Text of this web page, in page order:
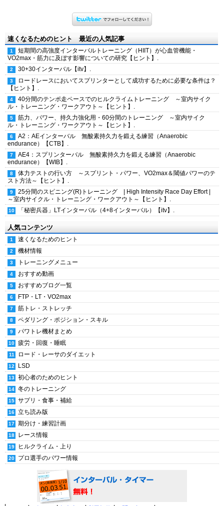
速くなるためのヒント 最近の人気記事
短期間の高強度インターバルトレーニング（HIIT）が心血管機能・
VO2max・筋力に及ぼす影響についての研究【ヒント】.
30+30インターバル【itv】.
ロードレースにおいてスプリンターとして成功するために必要な条件は？
【ヒント】.
40分間のテンポ走ペースでのヒルクライムトレーニング ～室内サイク
ル・トレーニング・ワークアウト～【ヒント】.
筋力、パワー、持久力強化用・60分間のトレーニング ～室内サイク
ル・トレーニング・ワークアウト～【ヒント】.
A2：AEインターバル 無酸素持久力を鍛える練習（Anaerobic
endurance）【CTB】.
AE4：スプリンターバル 無酸素持久力を鍛える練習（Anaerobic
endurance）【WIB】.
体力テストの行い方 ～スプリント・パワー、VO2max＆閾値パワーのテ
スト方法～【ヒント】.
25分間のスピニング(R)トレーニング | High Intensity Race Day Effort |
～室内サイクル・トレーニング・ワークアウト～【ヒント】.
「秘密兵器」LTインターバル（4+8インターバル）【itv】.
人気コンテンツ
速くなるためのヒント
機材情報
トレーニングメニュー
おすすめ動画
おすすめブログ一覧
FTP・LT・VO2max
筋トレ・ストレッチ
ペダリング・ポジション・スキル
パワトレ機材まとめ
疲労・回復・睡眠
ロード・レーサのダイエット
LSD
初心者のためのヒント
冬のトレーニング
サプリ・食事・補給
立ち読み版
期分け・練習計画
レース情報
ヒルクライム・上り
プロ選手のパワー情報